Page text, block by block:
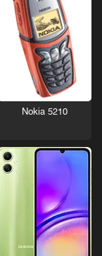
Nokia 5210